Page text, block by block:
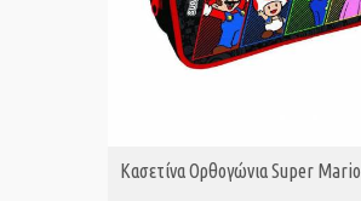
ΑΓΟΡΑ
Κασετίνα Ορθογώνια Super Mario